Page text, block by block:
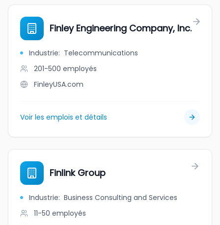
Finley Engineering Company, Inc.
Industrie: Telecommunications
201-500 employés
FinleyUSA.com
Voir les emplois et détails
Finlink Group
Industrie: Business Consulting and Services
11-50 employés